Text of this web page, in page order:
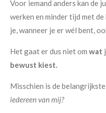
Voor iemand anders kan de
werken en minder tijd met
je, wanneer je er wél bent,
Het gaat er dus niet om wat
bewust kiest.
Misschien is de
iedereen van mij?